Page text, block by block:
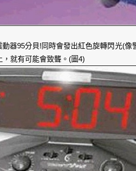
器95分貝!同時會發出紅色旋轉閃光(
，就有可能會致聾。(圖4)